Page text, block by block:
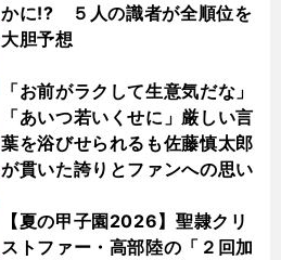
かに!? ５人の識者が全順位を
大胆予想
「お前がラクして生意気だな」
「あいつ若いくせに」厳しい言
葉を浴びせられるも佐藤慎太郎
が貫いた誇りとファンへの思い
【夏の甲子園2026】聖隷クリ
ストファー・高部陸の「２回加